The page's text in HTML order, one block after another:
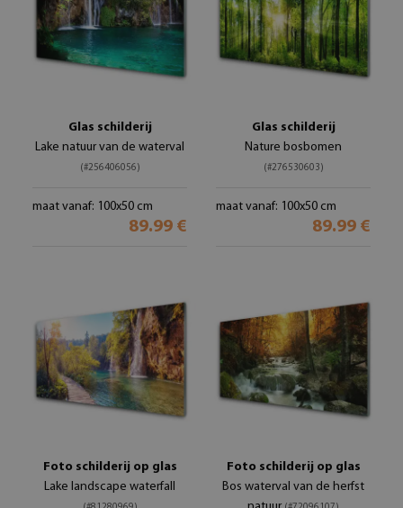
Glas schilderij
Lake natuur van de waterval
(#256406056)
maat vanaf: 100x50 cm
89.99 €
Glas schilderij
Nature bosbomen
(#276530603)
maat vanaf: 100x50 cm
89.99 €
Foto schilderij op glas
Lake landscape waterfall
Foto schilderij op glas
Bos waterval van de herfst